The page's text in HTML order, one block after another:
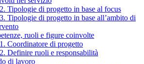
Tipologie di progetto in base al focus
Tipologie di progetto in base all’ambito di
ruoli e figure coinvolte
Coordinatore di progetto
Definire ruoli e responsabilità
di lavoro